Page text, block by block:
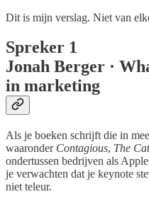
Dit is mijn verslag. Niet van
Spreker 1
Jonah Berger ·
in marketing
Als je boeken schrijft die in
waaronder Contagious, The
ondertussen bedrijven als
je verwachten dat je keynote
niet teleur.